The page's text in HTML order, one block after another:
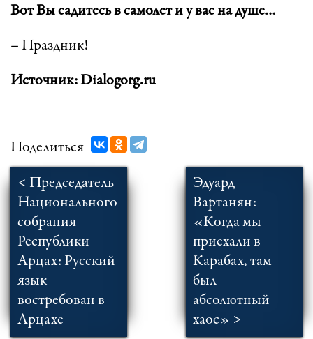
Вот Вы садитесь в самолет и у вас на душе…
– Праздник!
Источник: Dialogorg.ru
Поделиться
< Председатель
Национального
собрания
Республики
Арцах: Русский
язык
востребован в
Арцахе
Эдуард
Вартанян:
«Когда мы
приехали в
Карабах, там
был
абсолютный
хаос» >